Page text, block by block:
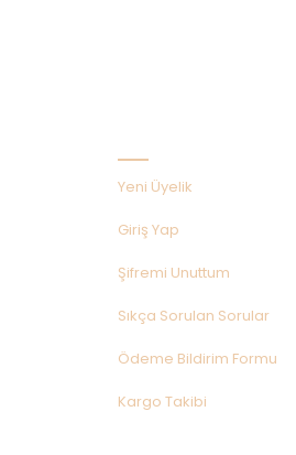
Yeni Üyelik
Giriş Yap
Şifremi Unuttum
Sıkça Sorulan Sorular
Ödeme Bildirim Formu
Kargo Takibi